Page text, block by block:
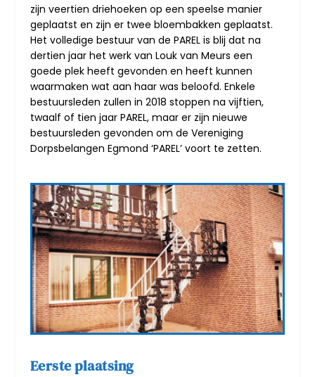
zijn veertien driehoeken op een speelse manier
geplaatst en zijn er twee bloembakken geplaatst.
Het volledige bestuur van de PAREL is blij dat na
dertien jaar het werk van Louk van Meurs een
goede plek heeft gevonden en heeft kunnen
waarmaken wat aan haar was beloofd. Enkele
bestuursleden zullen in 2018 stoppen na vijftien,
twaalf of tien jaar PAREL, maar er zijn nieuwe
bestuursleden gevonden om de Vereniging
Dorpsbelangen Egmond ‘PAREL’ voort te zetten.
Eerste plaatsing